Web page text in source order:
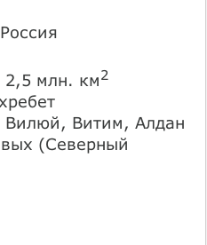
2,5 млн. км2
Вилюй, Витим, Алдан
(Северный